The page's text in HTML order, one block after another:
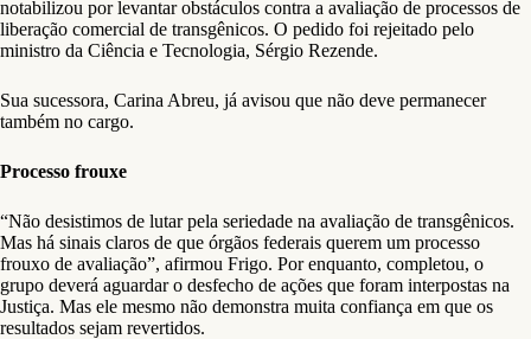
notabilizou por levantar obstáculos contra a avaliação de processos de
liberação comercial de transgênicos. O pedido foi rejeitado pelo
ministro da Ciência e Tecnologia, Sérgio Rezende.
Sua sucessora, Carina Abreu, já avisou que não deve permanecer
também no cargo.
Processo frouxe
“Não desistimos de lutar pela seriedade na avaliação de transgênicos.
Mas há sinais claros de que órgãos federais querem um processo
frouxo de avaliação”, afirmou Frigo. Por enquanto, completou, o
grupo deverá aguardar o desfecho de ações que foram interpostas na
Justiça. Mas ele mesmo não demonstra muita confiança em que os
resultados sejam revertidos.